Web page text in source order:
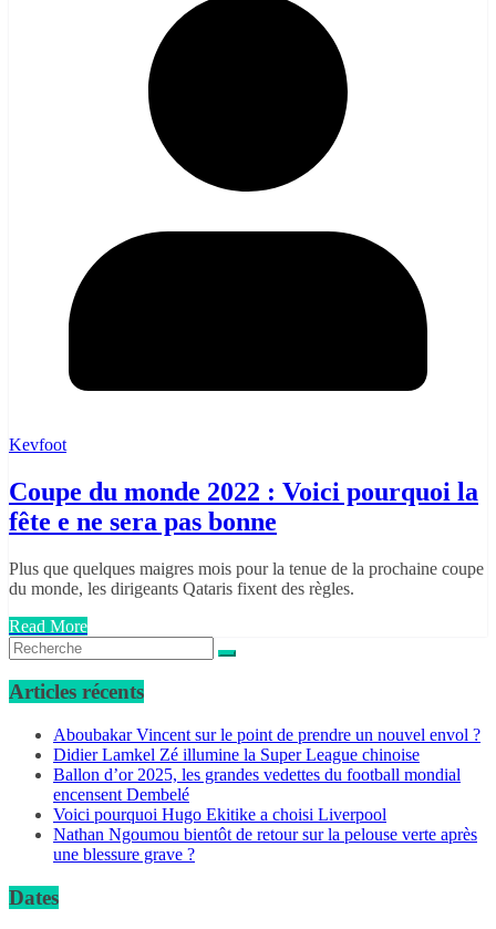
Kevfoot
Coupe du monde 2022 : Voici pourquoi la
fête e ne sera pas bonne
Plus que quelques maigres mois pour la tenue de la prochaine coupe
du monde, les dirigeants Qataris fixent des règles.
Read More
Articles récents
Aboubakar Vincent sur le point de prendre un nouvel envol ?
Didier Lamkel Zé illumine la Super League chinoise
Ballon d’or 2025, les grandes vedettes du football mondial
encensent Dembelé
Voici pourquoi Hugo Ekitike a choisi Liverpool
Nathan Ngoumou bientôt de retour sur la pelouse verte après
une blessure grave ?
Dates